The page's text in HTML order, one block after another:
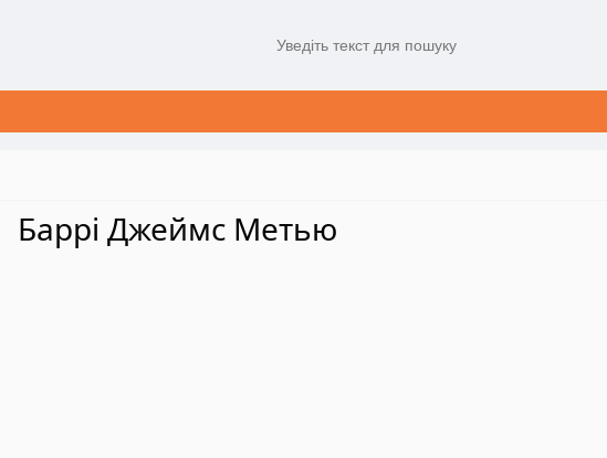
Баррі Джеймс Метью